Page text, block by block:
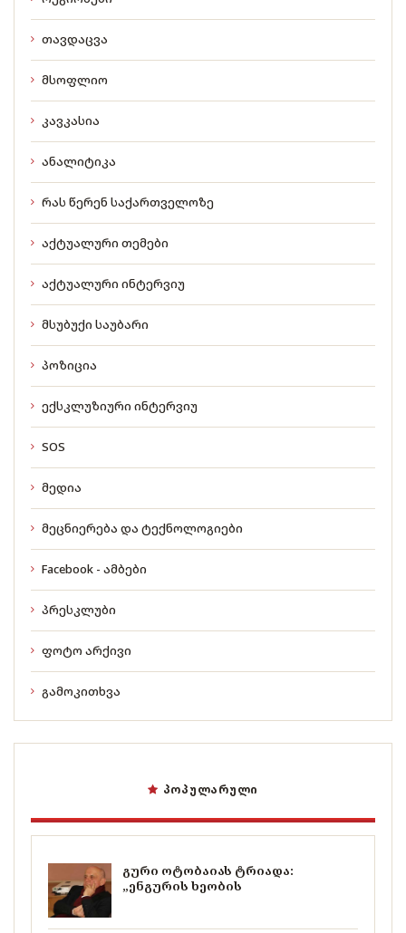
თავდაცვა
მსოფლიო
კავკასია
ანალიტიკა
რას წერენ საქართველოზე
აქტუალური თემები
აქტუალური ინტერვიუ
მსუბუქი საუბარი
პოზიცია
ექსკლუზიური ინტერვიუ
SOS
მედია
მეცნიერება და ტექნოლოგიები
Facebook - ამბები
პრესკლუბი
ფოტო არქივი
გამოკითხვა
ᲞᲝᲞᲣᲚᲐᲠᲣᲚᲘ
გური ოტობაიას ტრიადა:
„ენგურის ხეობის